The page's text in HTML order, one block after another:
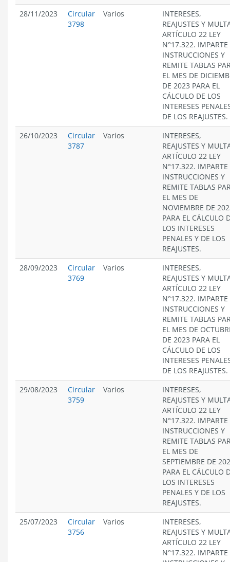
28/11/2023
Circular
3798
Varios
INTERESES,
REAJUSTES Y
ARTÍCULO 22 LEY
N°17.322. IMPARTE
INSTRUCCIONES Y
REMITE TABLAS
EL MES DE
DE 2023 PARA EL
CÁLCULO DE LOS
INTERESES
DE LOS REAJUSTES.
26/10/2023
Circular
3787
Varios
INTERESES,
REAJUSTES Y
ARTÍCULO 22 LEY
N°17.322. IMPARTE
INSTRUCCIONES Y
REMITE TABLAS
EL MES DE
NOVIEMBRE DE
PARA EL CÁLCULO
LOS INTERESES
PENALES Y DE LOS
REAJUSTES.
28/09/2023
Circular
3769
Varios
INTERESES,
REAJUSTES Y
ARTÍCULO 22 LEY
N°17.322. IMPARTE
INSTRUCCIONES Y
REMITE TABLAS
EL MES DE
DE 2023 PARA EL
CÁLCULO DE LOS
INTERESES
DE LOS REAJUSTES.
29/08/2023
Circular
3759
Varios
INTERESES,
REAJUSTES Y
ARTÍCULO 22 LEY
N°17.322. IMPARTE
INSTRUCCIONES Y
REMITE TABLAS
EL MES DE
SEPTIEMBRE DE
PARA EL CÁLCULO
LOS INTERESES
PENALES Y DE LOS
REAJUSTES.
25/07/2023
Circular
3756
Varios
INTERESES,
REAJUSTES Y
ARTÍCULO 22 LEY
N°17.322. IMPARTE